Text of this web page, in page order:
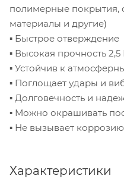
полимерные покрытия,
материалы и другие)
▪ Быстрое отверждение
▪ Высокая прочность
▪ Устойчив к
▪ Поглощает удары и
▪ Долговечность и
▪ Можно окрашивать
▪ Не вызывает коррозию
Характеристики